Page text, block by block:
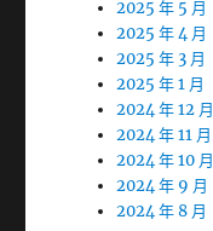
2025 年 5 月
2025 年 4 月
2025 年 3 月
2025 年 1 月
2024 年 12 月
2024 年 11 月
2024 年 10 月
2024 年 9 月
2024 年 8 月